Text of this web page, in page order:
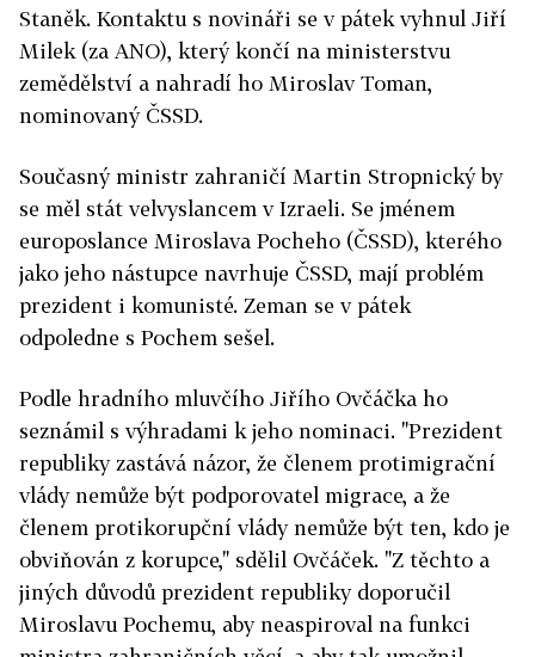
Staněk. Kontaktu s novináři se v pátek vyhnul Jiří
Milek (za ANO), který končí na ministerstvu
zemědělství a nahradí ho Miroslav Toman,
nominovaný ČSSD.
Současný ministr zahraničí Martin Stropnický by
se měl stát velvyslancem v Izraeli. Se jménem
europoslance Miroslava Pocheho (ČSSD), kterého
jako jeho nástupce navrhuje ČSSD, mají problém
prezident i komunisté. Zeman se v pátek
odpoledne s Pochem sešel.
Podle hradního mluvčího Jiřího Ovčáčka ho
seznámil s výhradami k jeho nominaci. "Prezident
republiky zastává názor, že členem protimigrační
vlády nemůže být podporovatel migrace, a že
členem protikorupční vlády nemůže být ten, kdo je
obviňován z korupce," sdělil Ovčáček. "Z těchto a
jiných důvodů prezident republiky doporučil
Miroslavu Pochemu, aby neaspiroval na funkci